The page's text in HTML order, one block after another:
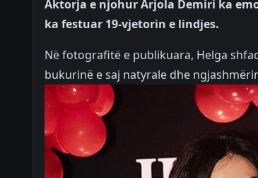
Aktorja e njohur Arjola Demiri ka
ka festuar 19-vjetorin e lindjes.
Në fotografitë e publikuara, Helga
bukurinë e saj natyrale dhe